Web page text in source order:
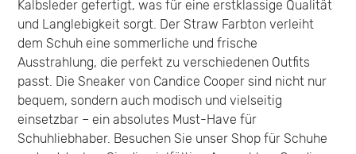
Kalbsleder gefertigt, was für eine erstklassige Qualität
und Langlebigkeit sorgt. Der Straw Farbton verleiht
dem Schuh eine sommerliche und frische
Ausstrahlung, die perfekt zu verschiedenen Outfits
passt. Die Sneaker von Candice Cooper sind nicht nur
bequem, sondern auch modisch und vielseitig
einsetzbar – ein absolutes Must-Have für
Schuhliebhaber. Besuchen Sie unser Shop für Schuhe